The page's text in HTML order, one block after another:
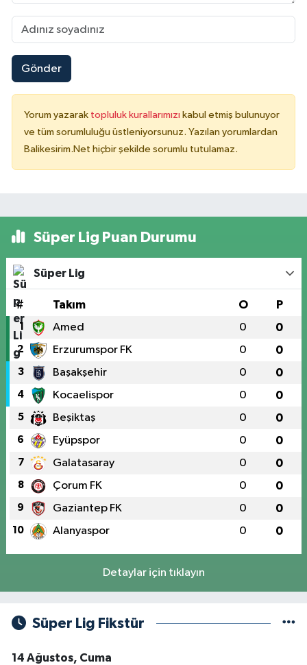
Gönder
Yorum yazarak topluluk kurallarımızı kabul etmiş bulunuyor
ve tüm sorumluluğu üstleniyorsunuz. Yazılan yorumlardan
Balikesirim.Net hiçbir şekilde sorumlu tutulamaz.
Süper Lig Puan Durumu
Süper Lig
# Takım O P
1 Amed 0 0
2 Erzurumspor FK 0 0
3 Başakşehir 0 0
4 Kocaelispor 0 0
5 Beşiktaş 0 0
6 Eyüpspor 0 0
7 Galatasaray 0 0
8 Çorum FK 0 0
9 Gaziantep FK 0 0
10 Alanyaspor 0 0
Detaylar için tıklayın
Süper Lig Fikstür
14 Ağustos, Cuma